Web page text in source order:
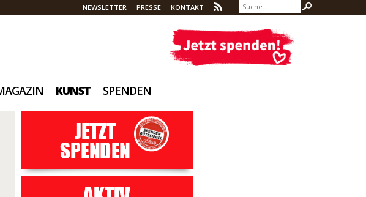
NEWSLETTER PRESSE KONTAKT
KUNST SPENDEN